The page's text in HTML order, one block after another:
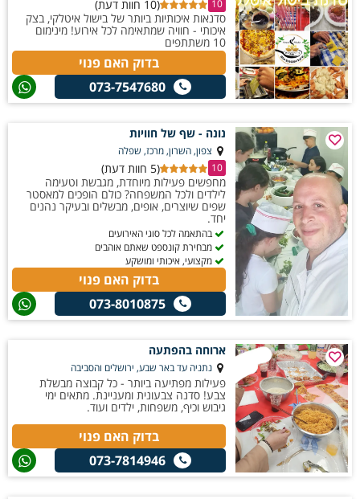
10
(10 חוות דעת)
סדנאות איכותיות ביותר של בישול איטלקי, בצק
איכותי - חוויה שמתאימה לכל אירוע! מינימום
10 משתתפים
בדוק האם פנוי
073-7547680
נונה - שף של חוויות
צפון, השרון, מרכז, שפלה
10
(5 חוות דעת)
מחפשים פעילות מיוחדת, מגבשת וטעימה
לילדים ולכל המשפחה? כולם הופכים למאסטר
שפים שיוצרים, אופים, מבשלים ובעיקר נהנים
יחד.
בהתאמה לכל סוגי האירועים
מבחירת קונספט שאתם אוהבים
מקצועי, איכותי ומושקע
בדוק האם פנוי
073-8010875
ארוחה בהפתעה
נתניה עד באר שבע, ירושלים והסביבה
פעילות מפתיעה ביותר - כל קבוצה מבשלת
צבע! סדנה צבעונית ומעניינת. מתאים ימי
גיבוש וכיף, משפחות, ילדים ועוד.
בדוק האם פנוי
073-7814946